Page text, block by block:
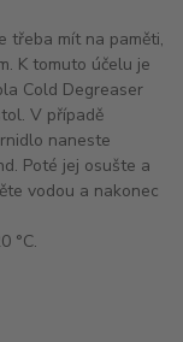
třeba mít na paměti,
K tomuto účelu je
Cold Degreaser
V případě
naneste
Poté jej osušte a
vodou a nakonec
°C.